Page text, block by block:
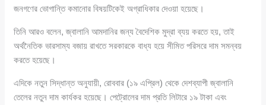
জনগণের ভোগান্তি কমানোর বিষয়টিকেই অগ্রাধিকার দেওয়া হয়েছে।
তিনি আরও বলেন, জ্বালানি আমদানির জন্য বৈদেশিক মুদ্রা ব্যয় করতে হয়, তাই
অর্থনৈতিক ভারসাম্য বজায় রাখতে সরকারকে বাধ্য হয়ে সীমিত পরিসরে দাম সমন্বয়
করতে হয়েছে।
এদিকে নতুন সিদ্ধান্ত অনুযায়ী, রোববার (১৯ এপ্রিল) থেকে দেশব্যাপী জ্বালানি
তেলের নতুন দাম কার্যকর হয়েছে। পেট্রোলের দাম প্রতি লিটারে ১৯ টাকা এবং